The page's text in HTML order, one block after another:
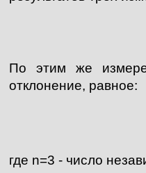
По этим же
отклонение, равное:
где n=3 - число